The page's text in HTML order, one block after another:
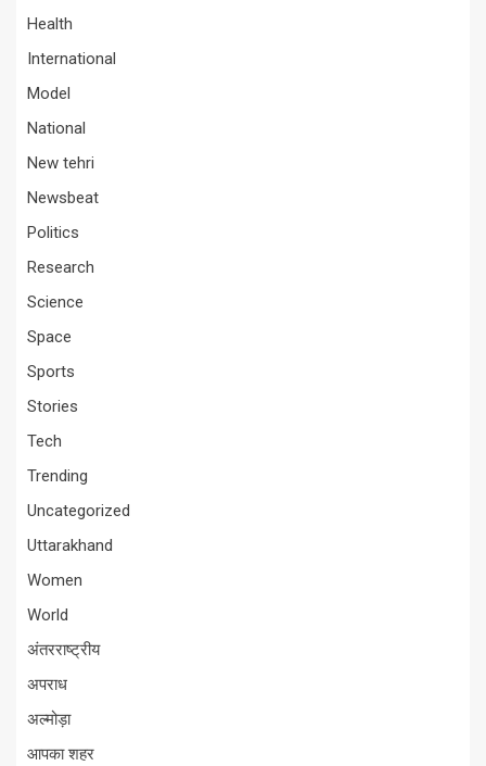
Health
International
Model
National
New tehri
Newsbeat
Politics
Research
Science
Space
Sports
Stories
Tech
Trending
Uncategorized
Uttarakhand
Women
World
अंतरराष्ट्रीय
अपराध
अल्मोड़ा
आपका शहर